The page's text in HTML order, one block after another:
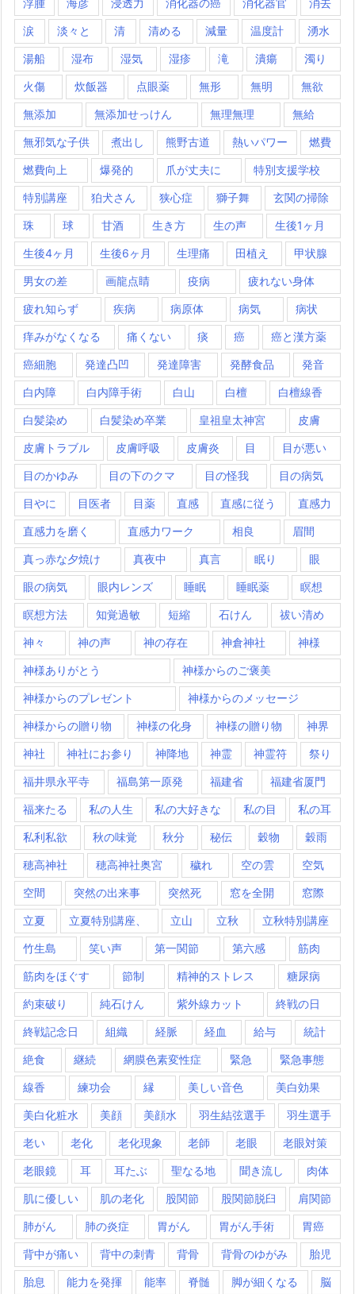
涙 淡々と 清 清める 減量 温度計 湧水
湯船 湿布 湿気 湿疹 滝 潰瘍 濁り
火傷 炊飯器 点眼薬 無形 無明 無欲
無添加 無添加せっけん 無理無理 無給
無邪気な子供 煮出し 熊野古道 熱いパワー 燃費
燃費向上 爆発的 爪が丈夫に 特別支援学校
特別講座 狛犬さん 狭心症 獅子舞 玄関の掃除
珠 球 甘酒 生き方 生の声 生後1ヶ月
生後4ヶ月 生後6ヶ月 生理痛 田植え 甲状腺
男女の差 画龍点睛 疫病 疲れない身体
疲れ知らず 疾病 病原体 病気 病状
痒みがなくなる 痛くない 痰 癌 癌と漢方薬
癌細胞 発達凸凹 発達障害 発酵食品 発音
白内障 白内障手術 白山 白檀 白檀線香
白髪染め 白髪染め卒業 皇祖皇太神宮 皮膚
皮膚トラブル 皮膚呼吸 皮膚炎 目 目が悪い
目のかゆみ 目の下のクマ 目の怪我 目の病気
目やに 目医者 目薬 直感 直感に従う 直感力
直感力を磨く 直感力ワーク 相良 眉間
真っ赤な夕焼け 真夜中 真言 眠り 眼
眼の病気 眼内レンズ 睡眠 睡眠薬 瞑想
瞑想方法 知覚過敏 短縮 石けん 祓い清め
神々 神の声 神の存在 神倉神社 神様
神様ありがとう 神様からのご褒美
神様からのプレゼント 神様からのメッセージ
神様からの贈り物 神様の化身 神様の贈り物 神界
神社 神社にお参り 神降地 神霊 神霊符 祭り
福井県永平寺 福島第一原発 福建省 福建省厦門
福来たる 私の人生 私の大好きな 私の目 私の耳
私利私欲 秋の味覚 秋分 秘伝 穀物 穀雨
穂高神社 穂高神社奥宮 穢れ 空の雲 空気
空間 突然の出来事 突然死 窓を全開 窓際
立夏 立夏特別講座、 立山 立秋 立秋特別講座
竹生島 笑い声 第一関節 第六感 筋肉
筋肉をほぐす 節制 精神的ストレス 糖尿病
約束破り 純石けん 紫外線カット 終戦の日
終戦記念日 組織 経脈 経血 給与 統計
絶食 継続 網膜色素変性症 緊急 緊急事態
線香 練功会 縁 美しい音色 美白効果
美白化粧水 美顔 美顔水 羽生結弦選手 羽生選手
老い 老化 老化現象 老師 老眼 老眼対策
老眼鏡 耳 耳たぶ 聖なる地 聞き流し 肉体
肌に優しい 肌の老化 股関節 股関節脱臼 肩関節
肺がん 肺の炎症 胃がん 胃がん手術 胃癌
背中が痛い 背中の刺青 背骨 背骨のゆがみ 胎児
胎息 能力を発揮 能率 脊髄 脚が細くなる 脳